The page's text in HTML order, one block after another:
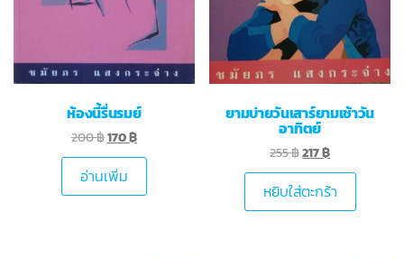
ห้องนี้รื่นรมย์
200฿170฿
อ่านเพิ่ม
ยามบ่ายวันเสาร์ยามเช้าวัน
อาทิตย์
255฿217฿
หยิบใส่ตะกร้า